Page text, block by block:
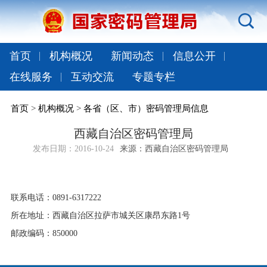
首页 机构概况 新闻动态
信息公开
在线服务
互动交流 专题专栏
首页> 机构概况> 各省（区、市）密码管理局信息
西藏自治区密码管理局
发布日期： 2016-10-24 来源：西藏自治区密码管理局
联系电话：0891-6317222
所在地址：西藏自治区拉萨市城关区康昂东路1号
邮政编码：850000